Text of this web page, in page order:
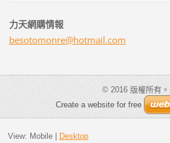
力天網購情報
besotomonre@hotmail.com
© 2016 版權所有。
Create a website for free
View: Mobile| Desktop